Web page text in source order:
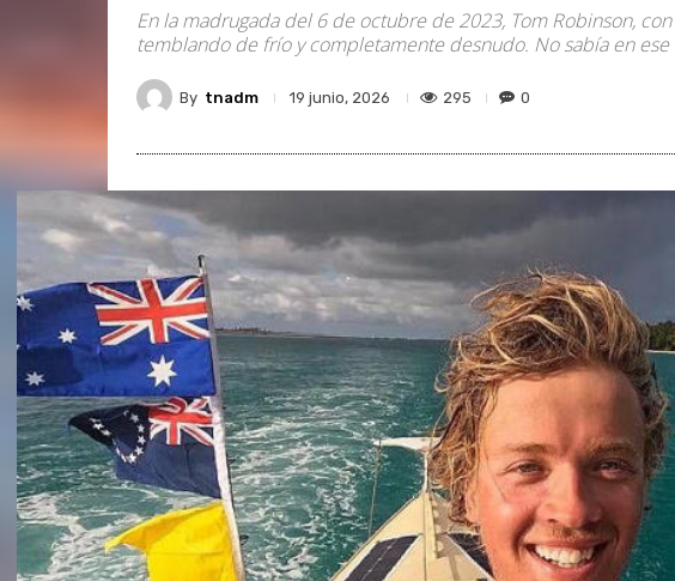
En la madrugada del 6 de octubre de 2023, Tom Robinson,
temblando de frío y completamente desnudo. No sabía en
By tnadm 19 junio, 2026 295 0